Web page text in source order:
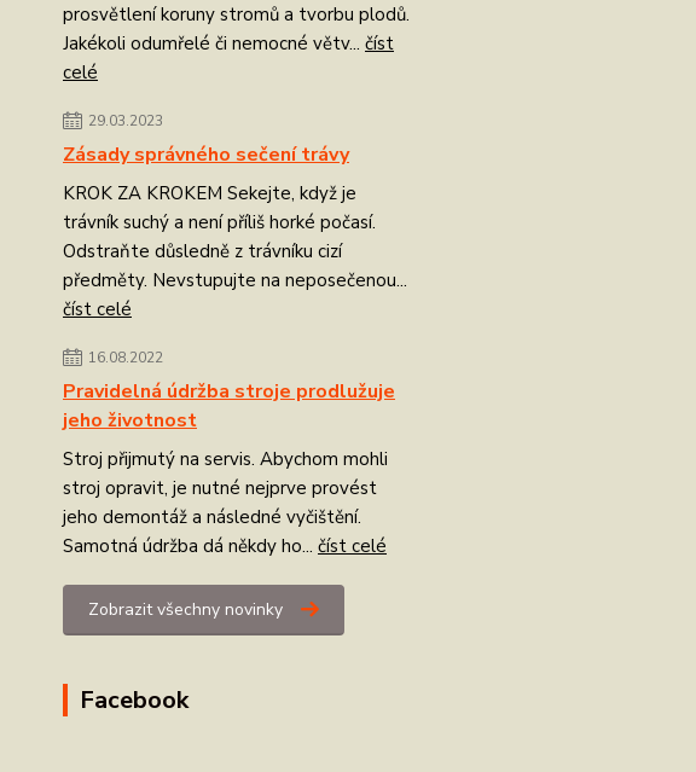
prosvětlení koruny stromů a tvorbu plodů.
Jakékoli odumřelé či nemocné větv... číst
celé
29.03.2023
Zásady správného sečení trávy
KROK ZA KROKEM Sekejte, když je
trávník suchý a není příliš horké počasí.
Odstraňte důsledně z trávníku cizí
předměty. Nevstupujte na neposečenou...
číst celé
16.08.2022
Pravidelná údržba stroje prodlužuje
jeho životnost
Stroj přijmutý na servis. Abychom mohli
stroj opravit, je nutné nejprve provést
jeho demontáž a následné vyčištění.
Samotná údržba dá někdy ho... číst celé
Zobrazit všechny novinky
Facebook